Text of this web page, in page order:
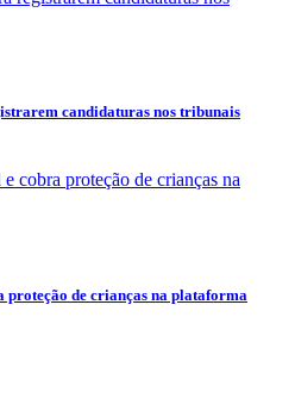
candidaturas nos tribunais
proteção de crianças na plataforma